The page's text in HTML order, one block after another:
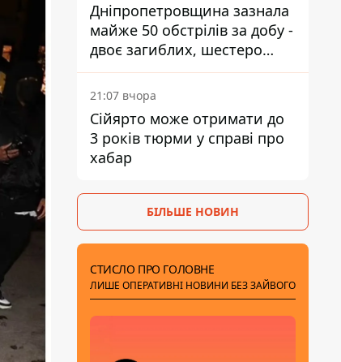
Дніпропетровщина зазнала
майже 50 обстрілів за добу -
двоє загиблих, шестеро
постраждалих
21:07 вчора
Сійярто може отримати до
3 років тюрми у справі про
хабар
БІЛЬШЕ НОВИН
СТИСЛО ПРО ГОЛОВНЕ
ЛИШЕ ОПЕРАТИВНІ НОВИНИ БЕЗ ЗАЙВОГО